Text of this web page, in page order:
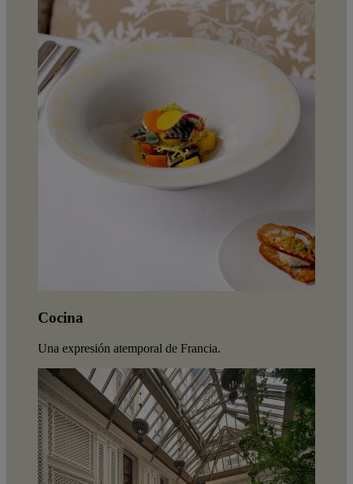
Cocina
Una expresión atemporal de Francia.